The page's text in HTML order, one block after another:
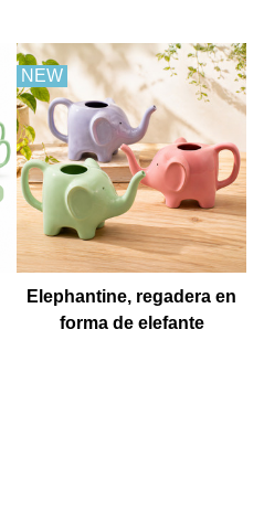
NEW
Elephantine, regadera en
forma de elefante